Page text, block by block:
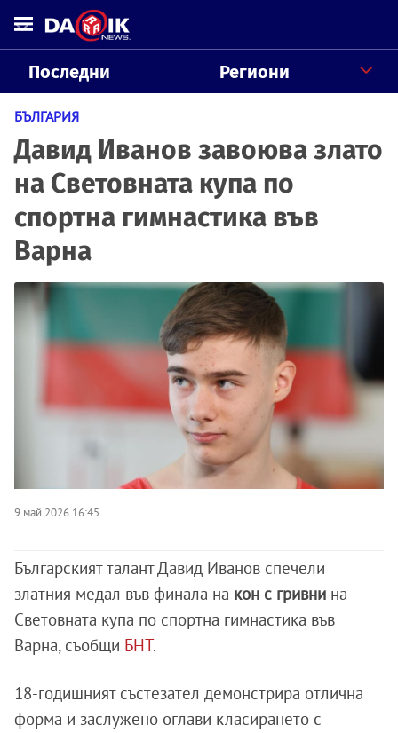
Последни Региони
БЪЛГАРИЯ
Давид Иванов завоюва злато
на Световната купа по
спортна гимнастика във
Варна
9 май 2026 16:45
Българският талант Давид Иванов спечели
златния медал във финала на кон с гривни на
Световната купа по спортна гимнастика във
Варна, съобщи БНТ.
18-годишният състезател демонстрира отлична
форма и заслужено оглави класирането с